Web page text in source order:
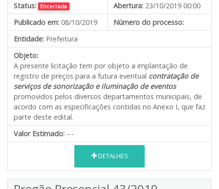
Status: Encerrada Abertura: 23/10/2019 00:00
Publicado em: 08/10/2019
Número do processo:
Entidade: Prefeitura
Objeto:
A presente licitação tem por objeto a implantação de
registro de preços para a futura eventual contratação de
serviços de sonorização e iluminação de eventos
promovidos pelos diversos departamentos municipais, de
acordo com as especificações contidas no Anexo I, que faz
parte deste edital.
Valor Estimado: ---
DETALHES